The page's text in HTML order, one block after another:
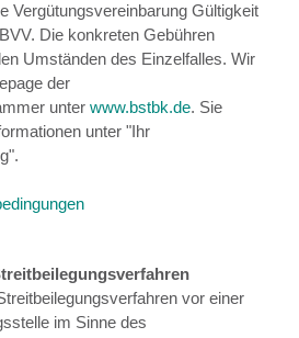
Vergütungsvereinbarung Gültigkeit
Die konkreten Gebühren
Umständen des Einzelfalles. Wir
der
unter www.bstbk.de. Sie
unter "Ihr
vor einer
im Sinne des